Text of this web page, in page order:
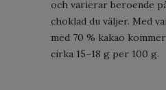
och varierar beroende
choklad du väljer. Med
med 70 % kakao
cirka 15–18 g per 100 g.